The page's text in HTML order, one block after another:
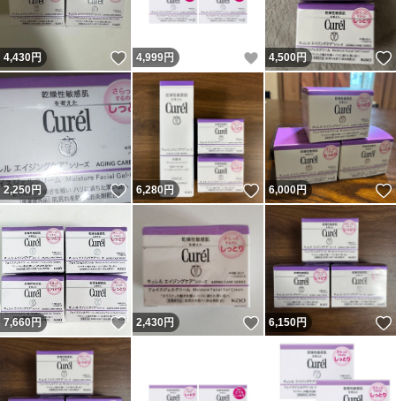
4,430円 いいね！
4,999円 いいね！
4,500円
2,250円 いいね！
6,280 円 いいね！
6,000円
7,660円 いいね！
2,430円 いいね！
6,150円